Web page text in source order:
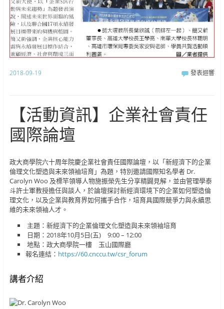
2018-09-19 發表迴響
【活動資訊】企業社會責任
國際論壇
政大商學院六十周年院慶企業社會責任國際論壇，以「新經濟下的企業
倫理文化塑造與未來領袖培育」為題，特別邀請國際知名學者 Dr.
Carolyn Woo 及標竿領導人物施振榮先生分享精闢見解，並由管理學泰
斗許士軍教授擔任與談人，於論壇探討新經濟環境下的企業如何塑造倫
理文化，以及企業與教育界如何攜手合作，培育具國際競爭力與永續思
維的未來領袖人才。
主題：新經濟下的企業倫理文化塑造與未來領袖培育
日期：2018年10月5日(五) 9:00 – 12:00
地點：政大商學院一樓 玉山國際廳
報名連結： https://60.cnccu.tw/csr_forum
講者介紹